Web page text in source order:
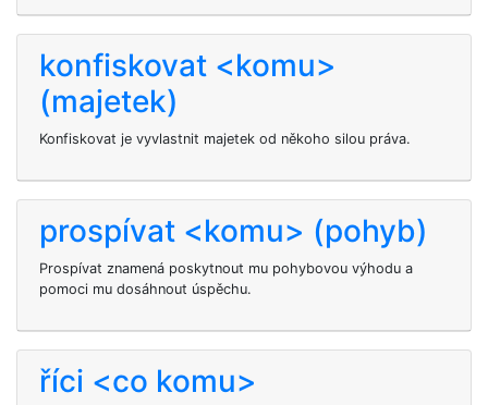
konfiskovat <komu>
(majetek)
Konfiskovat je vyvlastnit majetek od někoho silou práva.
prospívat <komu> (pohyb)
Prospívat znamená poskytnout mu pohybovou výhodu a
pomoci mu dosáhnout úspěchu.
říci <co komu>